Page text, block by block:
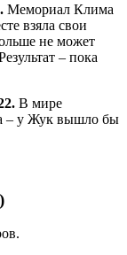
Мемориал Клима
взяла свои
не может
– пока
В мире
– у Жук вышло бы